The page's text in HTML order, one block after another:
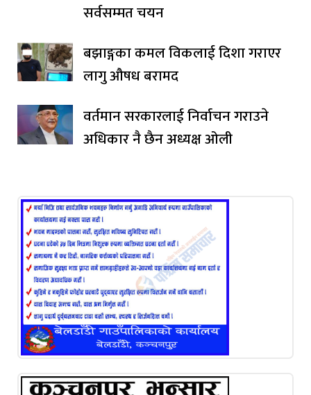
सर्वसम्मत चयन
बझाङ्गका कमल विकलाई दिशा गराएर
लागु औषध बरामद
वर्तमान सरकारलाई निर्वाचन गराउने
अधिकार नै छैन अध्यक्ष ओली